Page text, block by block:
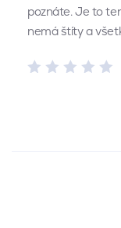
poznáte. Je to
nemá štíty a